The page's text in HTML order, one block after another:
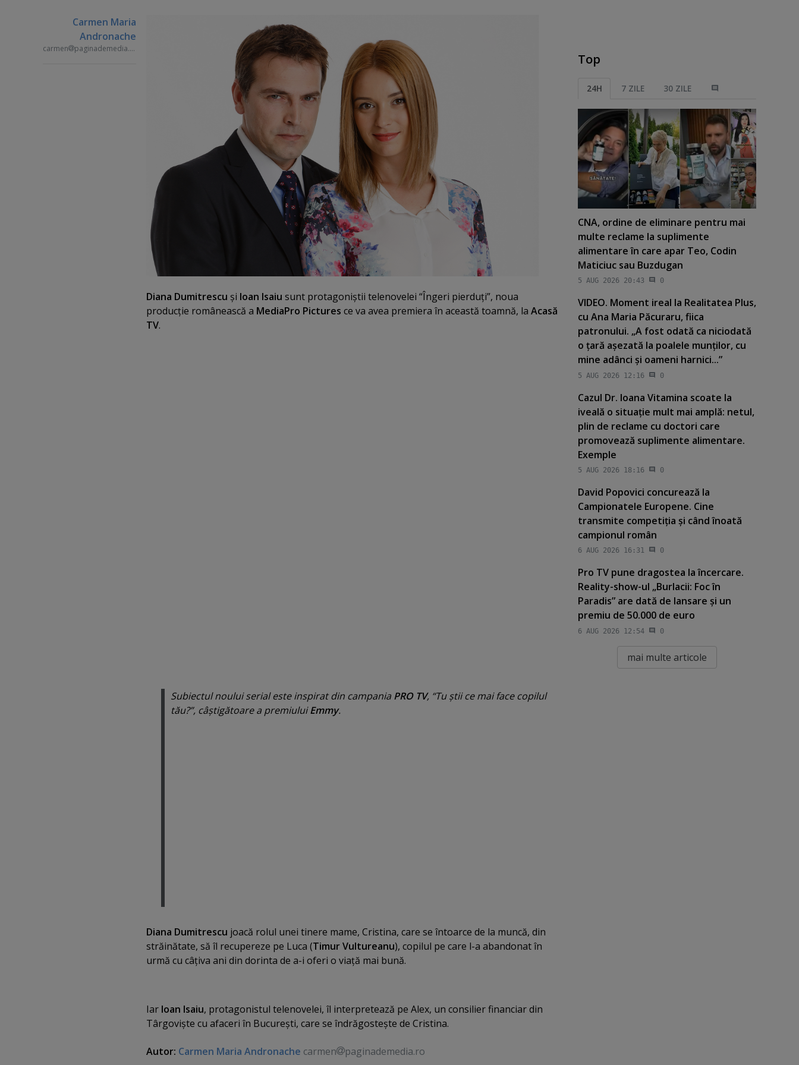
Carmen Maria
Andronache
carmen paginademedia.ro
Diana Dumitrescu şi Ioan Isaiu sunt protagoniştii telenovelei “Îngeri pierduţi”, noua
producţie românească a MediaPro Pictures ce va avea premiera în această toamnă, la Acasă
TV.
Subiectul noului serial este inspirat din campania PRO TV, “Tu ştii ce mai face copilul
tău?”, câştigătoare a premiuluiEmmy.
Diana Dumitrescu joacă rolul unei tinere mame, Cristina, care se întoarce de la muncă, din
străinătate, să îl recupereze pe Luca (Timur Vultureanu), copilul pe care l-a abandonat în
urmă cu câţiva ani din dorinta de a-i oferi o viaţă mai bună.
Iar Ioan Isaiu, protagonistul telenovelei, îl interpretează pe Alex, un consilier financiar din
Târgovişte cu afaceri în Bucureşti, care se îndrăgosteşte de Cristina.
Autor: Carmen Maria Andronache carmen paginademedia.ro
Top
24H 7 ZILE 30 ZILE
CNA, ordine de eliminare pentru mai
multe reclame la suplimente
alimentare în care apar Teo, Codin
Maticiuc sau Buzdugan
5 AUG 2026 20:43 0
VIDEO. Moment ireal la Realitatea Plus,
cu Ana Maria Păcuraru, fiica
patronului. „A fost odată ca niciodată
o ţară aşezată la poalele munţilor, cu
mine adânci şi oameni harnici...”
5 AUG 2026 12:16 0
Cazul Dr. Ioana Vitamina scoate la
iveală o situaţie mult mai amplă: netul,
plin de reclame cu doctori care
promovează suplimente alimentare.
Exemple
5 AUG 2026 18:16 0
David Popovici concurează la
Campionatele Europene. Cine
transmite competiţia şi când înoată
campionul român
6 AUG 2026 16:31 0
Pro TV pune dragostea la încercare.
Reality-show-ul „Burlacii: Foc în
Paradis” are dată de lansare şi un
premiu de 50.000 de euro
6 AUG 2026 12:54 0
mai multe articole